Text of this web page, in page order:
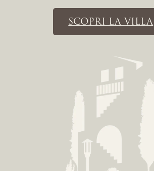
SCOPRI LA VILLA